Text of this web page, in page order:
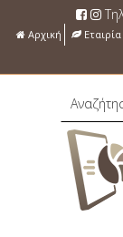
Αρχική Εταιρία